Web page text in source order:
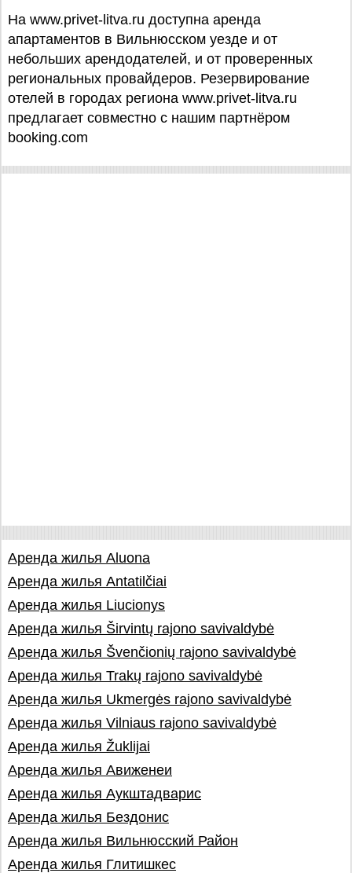
На www.privet-litva.ru доступна аренда
апартаментов в Вильнюсском уезде и от
небольших арендодателей, и от проверенных
региональных провайдеров. Резервирование
отелей в городах региона www.privet-litva.ru
предлагает совместно с нашим партнёром
booking.com
Аренда жилья Aluona
Аренда жилья Antatilčiai
Аренда жилья Liucionys
Аренда жилья Širvintų rajono savivaldybė
Аренда жилья Švenčionių rajono savivaldybė
Аренда жилья Trakų rajono savivaldybė
Аренда жилья Ukmergės rajono savivaldybė
Аренда жилья Vilniaus rajono savivaldybė
Аренда жилья Žuklijai
Аренда жилья Авиженеи
Аренда жилья Аукштадварис
Аренда жилья Бездонис
Аренда жилья Вильнюсский Район
Аренда жилья Глитишкес